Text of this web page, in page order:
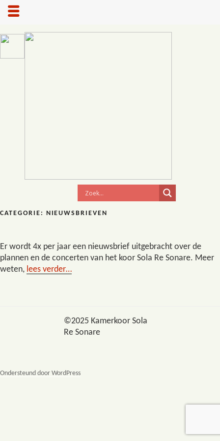
CATEGORIE: NIEUWSBRIEVEN
Er wordt 4x per jaar een nieuwsbrief uitgebracht over de
plannen en de concerten van het koor Sola Re Sonare. Meer
weten, lees verder…
©2025 Kamerkoor Sola
Re Sonare
Ondersteund door WordPress